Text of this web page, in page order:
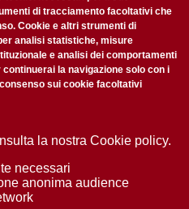
Area stampa
di tracciamento facoltativi che
Cookie e altri strumenti di
analisi statistiche, misure
e analisi dei comportamenti
la navigazione solo con i
sui cookie facoltativi
la nostra Cookie policy.
necessari
anonima audience